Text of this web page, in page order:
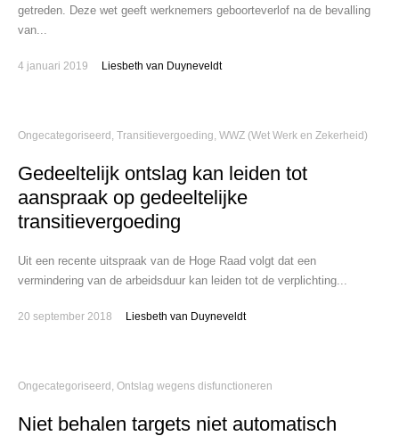
getreden. Deze wet geeft werknemers geboorteverlof na de bevalling
van...
4 januari 2019 Liesbeth van Duyneveldt
Ongecategoriseerd , Transitievergoeding, WWZ (Wet Werk en Zekerheid)
Gedeeltelijk ontslag kan leiden tot
aanspraak op gedeeltelijke
transitievergoeding
Uit een recente uitspraak van de Hoge Raad volgt dat een
vermindering van de arbeidsduur kan leiden tot de verplichting...
20 september 2018 Liesbeth van Duyneveldt
Ongecategoriseerd , Ontslag wegens disfunctioneren
Niet behalen targets niet automatisch